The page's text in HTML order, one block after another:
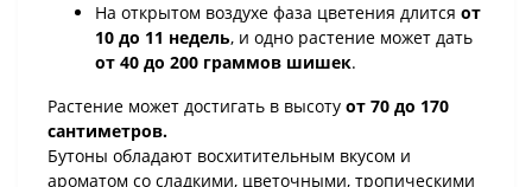
На открытом воздухе фаза цветения длится от
10 до 11 недель, и одно растение может дать
от 40 до 200 граммов шишек.
Растение может достигать в высоту от 70 до 170
сантиметров.
Бутоны обладают восхитительным вкусом и
ароматом со сладкими, цветочными, тропическими